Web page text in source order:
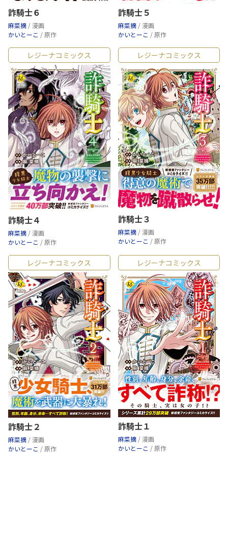
詐騎士６
麻菜摘 / 漫画
かいとーこ / 原作
詐騎士５
麻菜摘 / 漫画
かいとーこ / 原作
レジーナコミックス
詐騎士４
麻菜摘 / 漫画
かいとーこ / 原作
レジーナコミックス
詐騎士３
麻菜摘 / 漫画
かいとーこ / 原作
レジーナコミックス
詐騎士２
麻菜摘 / 漫画
かいとーこ / 原作
レジーナコミックス
詐騎士１
麻菜摘 / 漫画
かいとーこ / 原作